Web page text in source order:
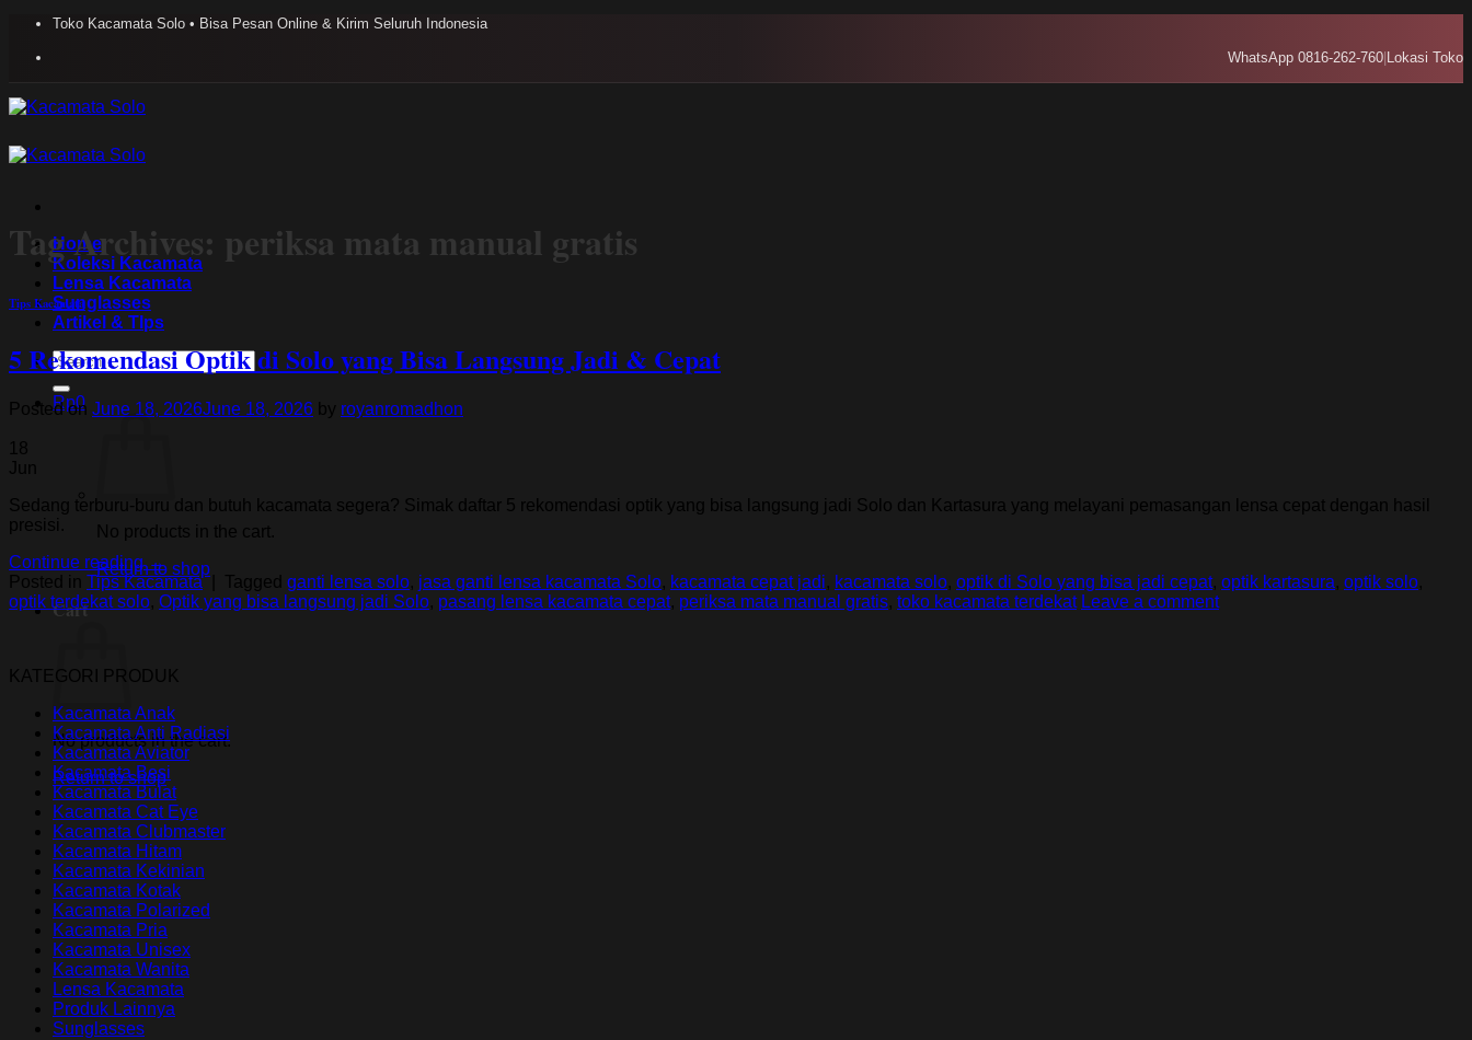
Skip
content
Toko Kacamata Solo • Bisa Pesan Online & Kirim Seluruh Indonesia
WhatsApp 0816-262-760 Lokasi Toko
Home
Koleksi Kacamata
Lensa Kacamata
Sunglasses
Artikel & TIps
Search
for:
Rp0
No products in the cart.
Return to shop
Cart
No products in the cart.
Return to shop
Tag Archives: periksa mata manual gratis
Tips Kacamata
5 Rekomendasi Optik di Solo yang Bisa Langsung Jadi & Cepat
Posted on June 18, 2026June 18, 2026 by royanromadhon
18
Jun
Sedang terburu-buru dan butuh kacamata segera? Simak daftar 5 rekomendasi optik yang bisa langsung jadi Solo dan Kartasura yang melayani pemasangan lensa cepat dengan hasil
presisi.
Continue reading→
Posted in Tips Kacamata | Tagged ganti lensa solo, jasa ganti lensa kacamata Solo, kacamata cepat jadi, kacamata solo, optik di Solo yang bisa jadi cepat, optik kartasura, optik solo,
optik terdekat solo, Optik yang bisa langsung jadi Solo, pasang lensa kacamata cepat, periksa mata manual gratis, toko kacamata terdekat Leave a comment
KATEGORI PRODUK
Kacamata Anak
Kacamata Anti Radiasi
Kacamata Aviator
Kacamata Besi
Kacamata Bulat
Kacamata Cat Eye
Kacamata Clubmaster
Kacamata Hitam
Kacamata Kekinian
Kacamata Kotak
Kacamata Polarized
Kacamata Pria
Kacamata Unisex
Kacamata Wanita
Lensa Kacamata
Produk Lainnya
Sunglasses